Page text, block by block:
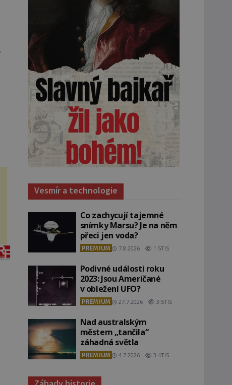
Vesmír a technologie
Co zachycují tajemné
snímky Marsu? Je na něm
přeci jen voda?
PREMIUM 7.8.2026 1.5TIS
Podivné události roku
2023: Jsou Američané
v obležení UFO?
PREMIUM 27.7.2026 3.5TIS
Nad australským
městem „tančila“
záhadná světla
PREMIUM 4.7.2026 3.4TIS